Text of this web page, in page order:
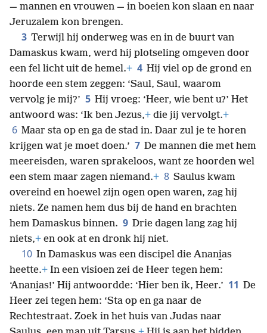
— mannen en vrouwen — in boeien kon slaan en naar
Jeruzalem kon brengen.
3 Terwijl hij onderweg was en in de buurt van
Damaskus kwam, werd hij plotseling omgeven door
een fel licht uit de hemel.+ 4 Hij viel op de grond en
hoorde een stem zeggen: ‘Saul, Saul, waarom
vervolg je mij?’ 5 Hij vroeg: ‘Heer, wie bent u?’ Het
antwoord was: ‘Ik ben Jezus,+ die jij vervolgt.+
6 Maar sta op en ga de stad in. Daar zul je te horen
krijgen wat je moet doen.’ 7 De mannen die met hem
meereisden, waren sprakeloos, want ze hoorden wel
een stem maar zagen niemand.+ 8 Saulus kwam
overeind en hoewel zijn ogen open waren, zag hij
niets. Ze namen hem dus bij de hand en brachten
hem Damaskus binnen. 9 Drie dagen lang zag hij
niets,+ en ook at en dronk hij niet.
10 In Damaskus was een discipel die Anani̱as
heette.+ In een visioen zei de Heer tegen hem:
‘Anani̱as!’ Hij antwoordde: ‘Hier ben ik, Heer.’ 11 De
Heer zei tegen hem: ‘Sta op en ga naar de
Rechtestraat. Zoek in het huis van Judas naar